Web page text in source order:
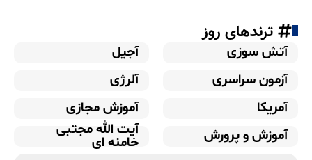
ترندهای روز
آتش سوزی
آجیل
آزمون سراسری
آلرژی
آمریکا
آموزش مجازی
آموزش و پرورش
آیت الله مجتبی
خامنه ای